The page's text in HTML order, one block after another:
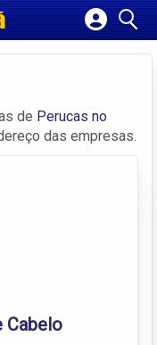
empresa
de Perucas no
das empresas.
Cabelo